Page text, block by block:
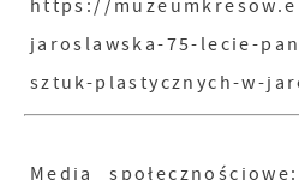
https://
jaroslawska-75-lecie-
sztuk-plastycznych-w-
Media społecznościowe: